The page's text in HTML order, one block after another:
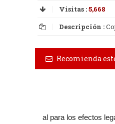
Visitas :5,668
Descripción :
Recomienda
al para los efectos